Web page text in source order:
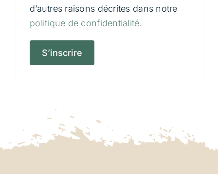
d’autres raisons décrites dans notre
politique de confidentialité.
S’inscrire